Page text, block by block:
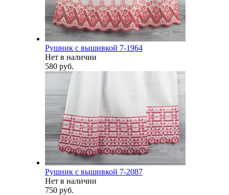
Рушник с вышивкой 7-1964
Нет в наличии
580 руб.
Рушник с вышивкой 7-2087
Нет в наличии
750 руб.